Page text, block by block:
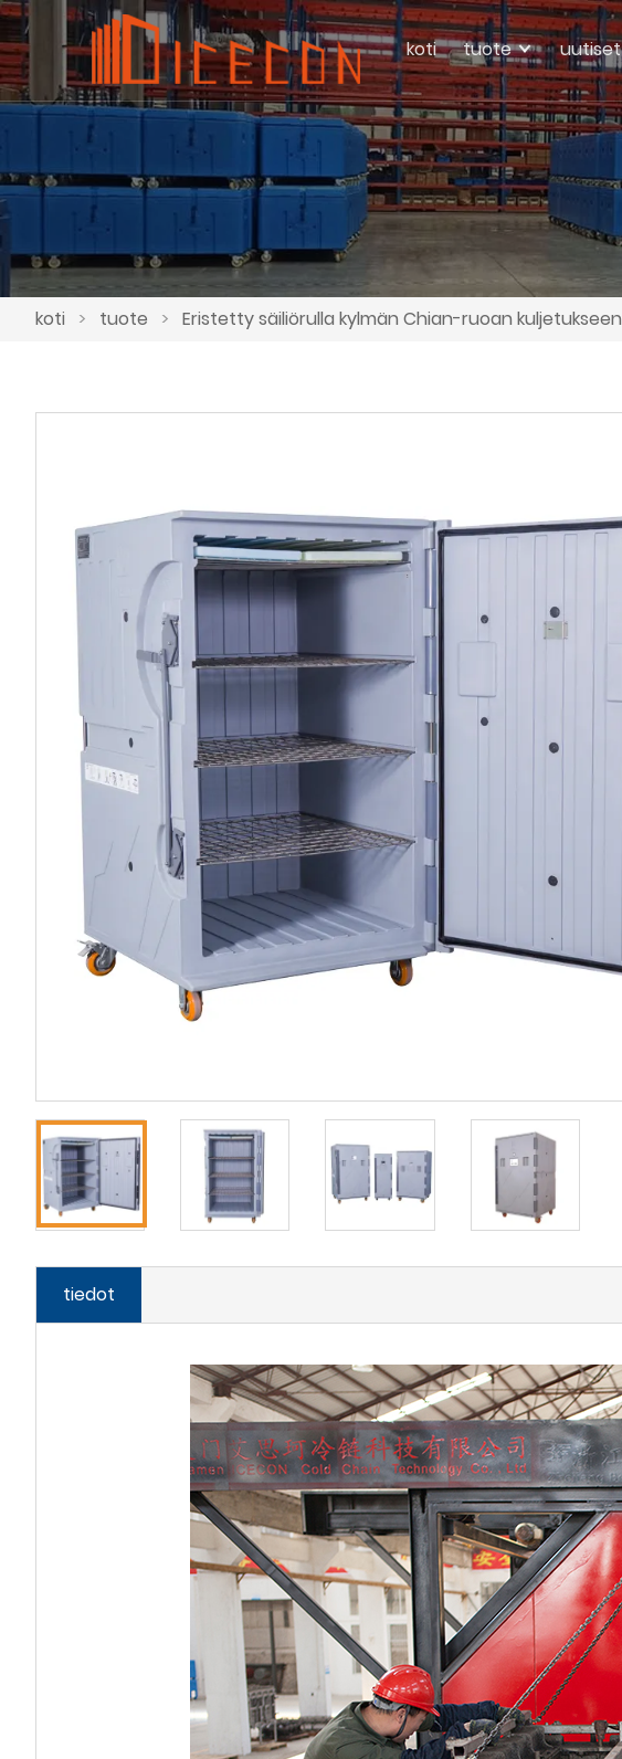
koti tuote uutiset
koti > tuote > Eristetty säiliörulla kylmän Chian-ruoan kuljetukseen
tiedot